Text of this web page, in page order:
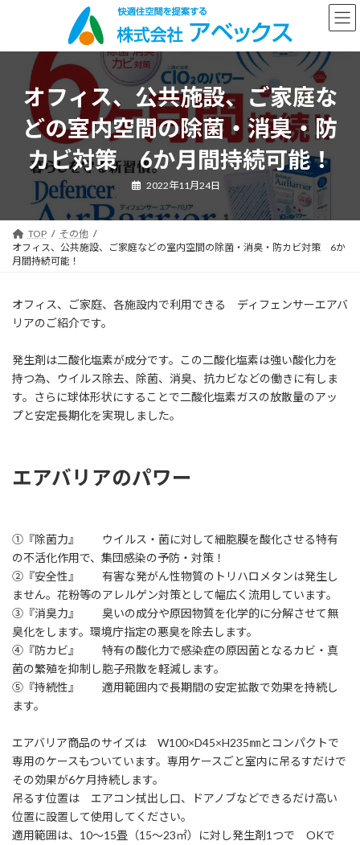
ン
ー
オフィス、公共施設、ご家庭な
どの室内空間の除菌・消臭・防
カビ対策 6か月間持続可能！
2022年11月24日
TOP
その他
オフィス、公共施設、ご家庭などの室内空間の除菌・消臭・防カビ対策 6か
月間持続可能！
オフィス、ご家庭、各施設内で利用できる ディフェンサーエアバ
リアのご紹介です。
発生剤は二酸化塩素が成分です。この二酸化塩素は強い酸化力を
持つ為、ウイルス除去、除菌、消臭、抗カビなどの働きに有しま
す。さらに球体形状にすることで二酸化塩素ガスの放散量のアッ
プと安定長期化を実現しました。
エアバリアのパワー
①『除菌力』 ウイルス・菌に対して細胞膜を酸化させる特有
の不活化作用で、集団感染の予防・対策！
②『安全性』 有害な発がん性物質のトリハロメタンは発生し
ません。花粉等のアレルゲン対策として幅広く流用しています。
③『消臭力』 臭いの成分や原因物質を化学的に分解させて無
臭化をします。環境庁指定の悪臭を除去します。
④『防カビ』 特有の酸化力で感染症の原因菌となるカビ・真
菌の繁殖を抑制し胞子飛散を軽減します。
⑤『持続性』 適用範囲内で長期間の安定拡散で効果を持続し
ます。
エアバリア商品のサイズは W100×D45×H235㎜とコンパクトで
専用のケースもついています。専用ケースごと室内に吊るすだけで
その効果が6ケ月持続します。
吊るす位置は エアコン拭出し口、ドアノブなどできるだけ高い
位置に設置して使用してください。
適用範囲は、10～15畳（15～23㎡）に対し発生剤1つで OKで